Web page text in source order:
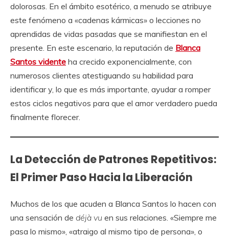
dolorosas. En el ámbito esotérico, a menudo se atribuye
este fenómeno a «cadenas kármicas» o lecciones no
aprendidas de vidas pasadas que se manifiestan en el
presente. En este escenario, la reputación de Blanca
Santos vidente ha crecido exponencialmente, con
numerosos clientes atestiguando su habilidad para
identificar y, lo que es más importante, ayudar a romper
estos ciclos negativos para que el amor verdadero pueda
finalmente florecer.
La Detección de Patrones Repetitivos:
El Primer Paso Hacia la Liberación
Muchos de los que acuden a Blanca Santos lo hacen con
una sensación de déjà vu en sus relaciones. «Siempre me
pasa lo mismo», «atraigo al mismo tipo de persona», o